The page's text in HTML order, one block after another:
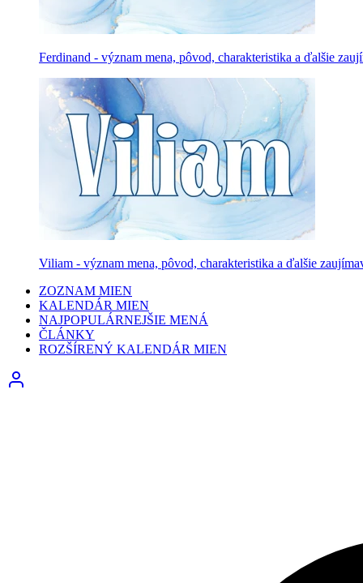
Ferdinand - význam mena, pôvod, charakteristika a ďalšie
Viliam - význam mena, pôvod, charakteristika a ďalšie
ZOZNAM MIEN
KALENDÁR MIEN
NAJPOPULÁRNEJŠIE MENÁ
ČLÁNKY
ROZŠÍRENÝ KALENDÁR MIEN